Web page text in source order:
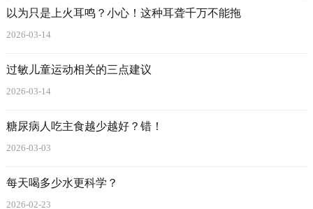
以为只是上火耳鸣？小心！这种耳聋千万不能拖
2026-03-14
过敏儿童运动相关的三点建议
2026-03-14
糖尿病人吃主食越少越好？错！
2026-03-03
每天喝多少水更科学？
2026-02-23